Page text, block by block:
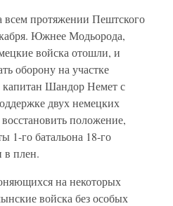
всем протяжении Пештского
Южнее Модьорода,
войска отошли, и
оборону на участке
Шандор Немет с
двух немецких
положение,
1-го батальона 18-го
в плен.
на некоторых
войска без особых